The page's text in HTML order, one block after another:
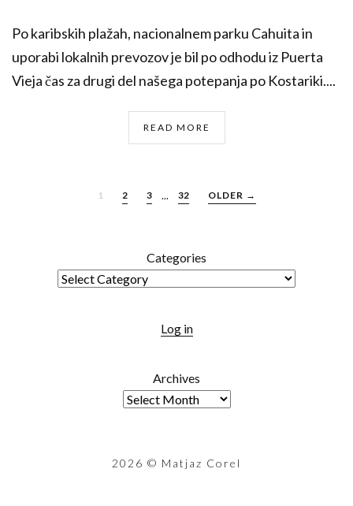
Po karibskih plažah, nacionalnem parku Cahuita in
uporabi lokalnih prevozov je bil po odhodu iz Puerta
Vieja čas za drugi del našega potepanja po Kostariki....
READ MORE
1 2 3 ... 32 OLDER →
Categories
Log in
Archives
2026 © Matjaz Corel